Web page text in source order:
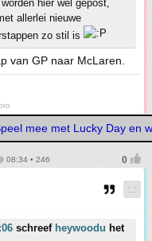
hier wel gepost,
allerlei nieuwe
zo stil is
van GP naar McLaren.
mee met Lucky Day en
08:34 • 246
schreef heywoodu het